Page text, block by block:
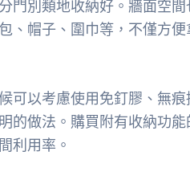
門別類地收納好。牆面空
、帽子、圍巾等，不僅方
可以考慮使用免釘膠、無
的做法。購買附有收納功
利用率。